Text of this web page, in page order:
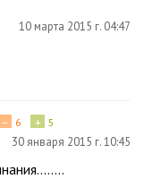
10 марта 2015 г. 04:47
+ 5
− 6
30 января 2015 г. 10:45